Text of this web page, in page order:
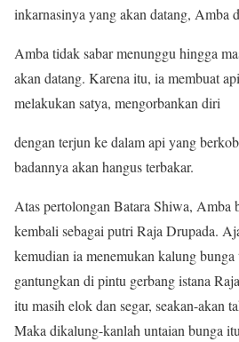
inkarnasinya yang akan datang, Amba
Amba tidak sabar menunggu hingga
akan datang. Karena itu, ia membuat
melakukan satya, mengorbankan diri
dengan terjun ke dalam api yang
badannya akan hangus terbakar.
Atas pertolongan Batara Shiwa, Amba
kembali sebagai putri Raja Drupada.
kemudian ia menemukan kalung
gantungkan di pintu gerbang istana
itu masih elok dan segar, seakan-akan
Maka dikalung-kanlah untaian bunga